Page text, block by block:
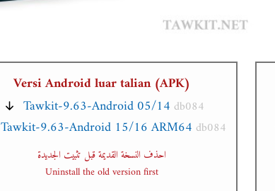
Versi Android luar talian (APK)
Tawkit-9.63-Android 05/14 db084
Tawkit-9.63-Android 15/16 ARM64 db084
احذف النسخة القديمة قبل تثبيت الجديدة
Uninstall the old version first